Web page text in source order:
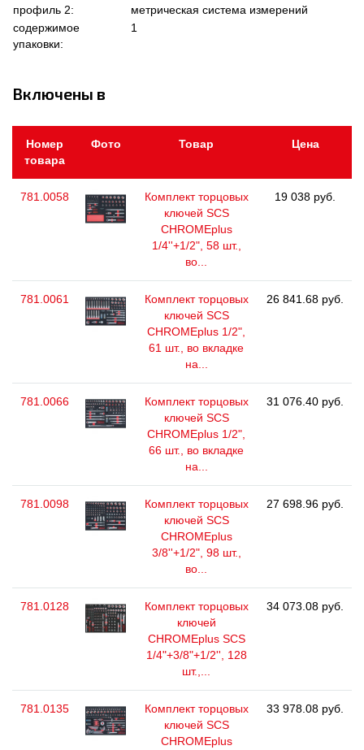
профиль 2:
метрическая система измерений
содержимое
упаковки:
1
Включены в
Номер
товара
Фото Товар Цена
781.0058
Комплект торцовых
ключей SCS
CHROMEplus
1/4''+1/2", 58 шт.,
во...
19 038 руб.
781.0061
Комплект торцовых
ключей SCS
CHROMEplus 1/2",
61 шт., во вкладке
на...
26 841.68 руб.
781.0066
Комплект торцовых
ключей SCS
CHROMEplus 1/2",
66 шт., во вкладке
на...
31 076.40 руб.
781.0098
Комплект торцовых
ключей SCS
CHROMEplus
3/8''+1/2", 98 шт.,
во...
27 698.96 руб.
781.0128
Комплект торцовых
ключей
CHROMEplus SCS
1/4"+3/8"+1/2'', 128
шт.,...
34 073.08 руб.
781.0135
Комплект торцовых
ключей SCS
CHROMEplus
33 978.08 руб.